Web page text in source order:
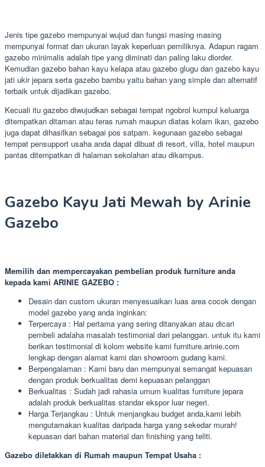
Jenis tipe gazebo mempunyai wujud dan fungsi masing masing
mempunyai format dan ukuran layak keperluan pemiliknya. Adapun ragam
gazebo minimalis adalah tipe yang diminati dan paling laku diorder.
Kemudian gazebo bahan kayu kelapa atau gazebo glugu dan gazebo kayu
jati ukir jepara serta gazebo bambu yaitu bahan yang simple dan alternatif
terbaik untuk dijadikan gazebo.
Kecuali itu gazebo diwujudkan sebagai tempat ngobrol kumpul keluarga
ditempatkan ditaman atau teras rumah maupun diatas kolam ikan, gazebo
juga dapat dihasilkan sebagai pos satpam. kegunaan gazebo sebagai
tempat pensupport usaha anda dapat dibuat di resort, villa, hotel maupun
pantas ditempatkan di halaman sekolahan atau dikampus.
Gazebo Kayu Jati Mewah by Arinie
Gazebo
Memilih dan mempercayakan pembelian produk furniture anda
kepada kami ARINIE GAZEBO :
Desain dan custom ukuran menyesuaikan luas area cocok dengan
model gazebo yang anda inginkan:
Terpercaya : Hal pertama yang sering ditanyakan atau dicari
pembeli adalaha masalah testimonial dari pelanggan. untuk itu kami
berikan testimonial di kolom website kami furniture.arinie.com
lengkap dengan alamat kami dan showroom gudang kami.
Berpengalaman : Kami baru dan mempunyai semangat kepuasan
dengan produk berkualitas demi kepuasan pelanggan
Berkualitas : Sudah jadi rahasia umum kualitas furniture jepara
adalah produk berkualitas standar ekspor luar negeri.
Harga Terjangkau : Untuk menjangkau budget anda,kami lebih
mengutamakan kualitas daripada harga yang sekedar murah!
kepuasan dari bahan material dan finishing yang teliti.
Gazebo diletakkan di Rumah maupun Tempat Usaha :